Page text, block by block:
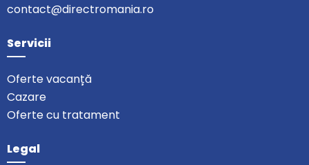
contact@directromania.ro
Servicii
Oferte vacanță
Cazare
Oferte cu tratament
Legal